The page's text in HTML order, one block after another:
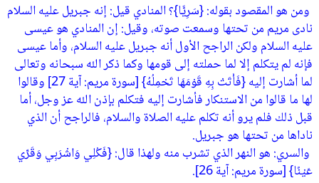
‏ ومن هو المقصود بقوله‏:‏ ‏{‏سَرِيًّا‏}‏‏؟‏ المنادي قيل‏:‏ إنه جبريل عليه السلام
نادى مريم من تحتها وسمعت صوته، وقيل‏:‏ إن المنادي هو عيسى
عليه السلام ولكن الراجح الأول أنه جبريل عليه السلام، وأما عيسى
فإنه لم يتكلم إلا لما حملته إلى قومها وكما ذكر الله سبحانه وتعالى
لما أشارت إليه ‏{‏فَأَتَتْ بِهِ قَوْمَهَا تَحْمِلُهُ‏}‏ ‏[‏سورة مريم‏:‏ آية 27‏]‏ وقالوا
لها ما قالوا من الاستنكار فأشارت إليه فتكلم بإذن الله عز وجل، أما
قبل ذلك فلم يرو أنه تكلم عليه الصلاة والسلام، فالراجح أن الذي
ناداها من تحتها هو جبريل‏.
‏ والسري‏:‏ هو النهر الذي تشرب منه ولهذا قال‏:‏ ‏{‏فَكُلِي وَاشْرَبِي وَقَرِّي
عَيْنًا‏}‏ ‏[‏سورة مريم‏:‏ آية 26‏]‏‏.